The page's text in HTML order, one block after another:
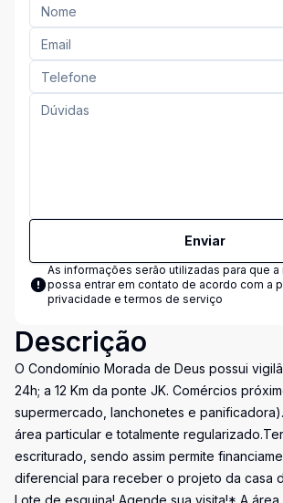
Enviar
As informações serão utilizadas para que
possa entrar em contato de acordo com a
privacidade e termos de serviço
Descrição
O Condomínio Morada de Deus possui
24h; a 12 Km da ponte JK. Comércios
supermercado, lanchonetes e
área particular e totalmente
escriturado, sendo assim permite
diferencial para receber o projeto da casa
Lote de esquina! Agende sua visita!* A